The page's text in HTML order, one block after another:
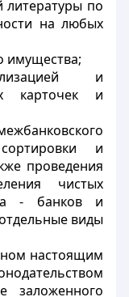
литературы по
на любых
имущества;
и
карточек и
и
проведения
чистых
- банков и
виды
настоящим
заложенного